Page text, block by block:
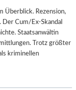
Überblick. Rezension,
Cum/Ex-Skandal
Staatsanwältin
Trotz größter
kriminellen